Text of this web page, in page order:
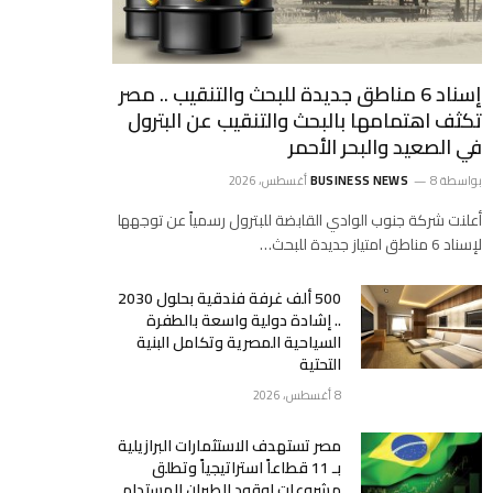
إسناد 6 مناطق جديدة للبحث والتنقيب .. مصر
تكثف اهتمامها بالبحث والتنقيب عن البترول
في الصعيد والبحر الأحمر
بواسطة BUSINESS NEWS 8 أغسطس، 2026
أعلنت شركة جنوب الوادي القابضة للبترول رسمياً عن توجهها
لإسناد 6 مناطق امتياز جديدة للبحث…
500 ألف غرفة فندقية بحلول 2030
.. إشادة دولية واسعة بالطفرة
السياحية المصرية وتكامل البنية
التحتية
8 أغسطس، 2026
مصر تستهدف الاستثمارات البرازيلية
بـ 11 قطاعاً استراتيجياً وتطلق